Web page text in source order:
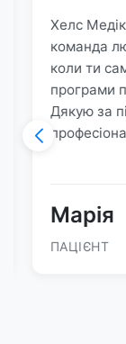
Хелс
команда
коли ти
програми
Дякую за
Марія
ПАЦІЄНТ